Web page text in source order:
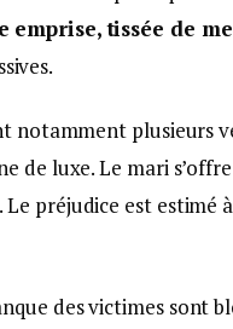
emprise, tissée de
notamment plusieurs
de luxe. Le mari
préjudice est estimé
des victimes sont